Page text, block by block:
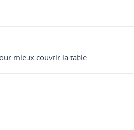
mieux couvrir la table.